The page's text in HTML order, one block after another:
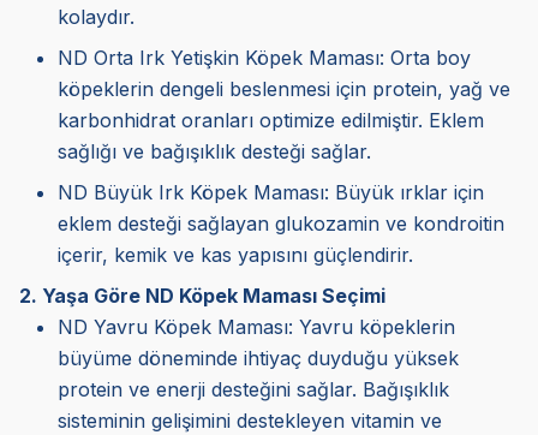
kolaydır.
ND Orta Irk Yetişkin Köpek Maması: Orta boy
köpeklerin dengeli beslenmesi için protein, yağ ve
karbonhidrat oranları optimize edilmiştir. Eklem
sağlığı ve bağışıklık desteği sağlar.
ND Büyük Irk Köpek Maması: Büyük ırklar için
eklem desteği sağlayan glukozamin ve kondroitin
içerir, kemik ve kas yapısını güçlendirir.
2. Yaşa Göre ND Köpek Maması Seçimi
ND Yavru Köpek Maması: Yavru köpeklerin
büyüme döneminde ihtiyaç duyduğu yüksek
protein ve enerji desteğini sağlar. Bağışıklık
sisteminin gelişimini destekleyen vitamin ve